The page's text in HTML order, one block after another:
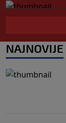
NAJNOVIJE